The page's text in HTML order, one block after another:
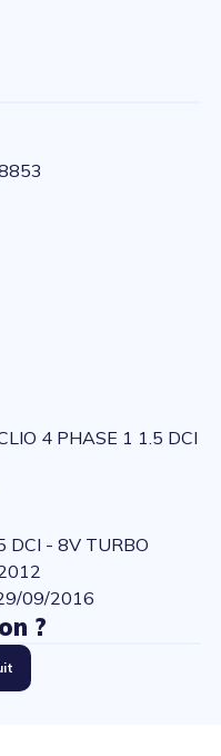
4 PHASE 1 1.5 DCI
DCI - 8V TURBO
09/2016
?